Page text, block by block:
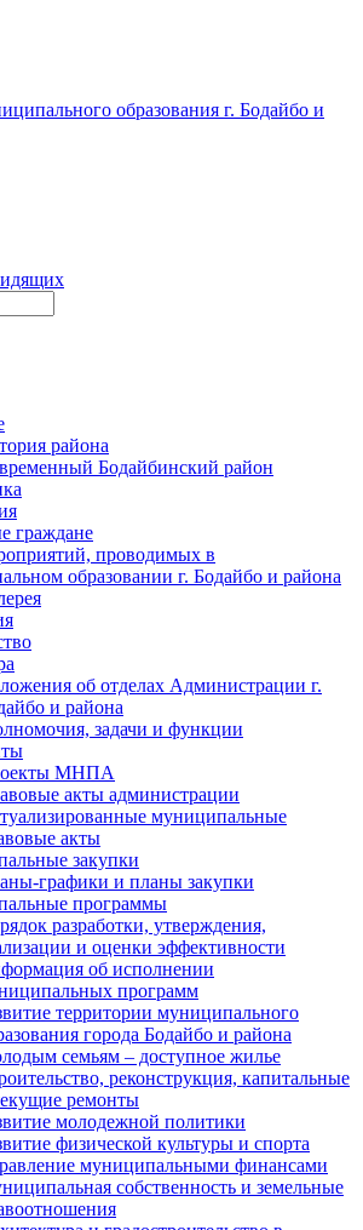
образования г. Бодайбо и
района
Бодайбинский район
граждане
проводимых в
образовании г. Бодайбо и района
об отделах Администрации г.
и района
задачи и функции
МНПА
акты администрации
муниципальные
акты
закупки
графики и планы закупки
программы
разработки, утверждения,
и оценки эффективности
об исполнении
программ
территории муниципального
города Бодайбо и района
семьям – доступное жилье
реконструкция, капитальные
ремонты
молодежной политики
физической культуры и спорта
муниципальными финансами
собственность и земельные